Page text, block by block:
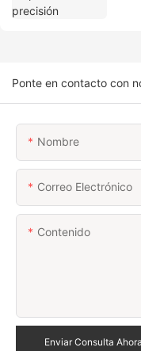
Ponte en contacto con
Nombre
Correo Electrónico
Contenido
Enviar Consulta Ahora